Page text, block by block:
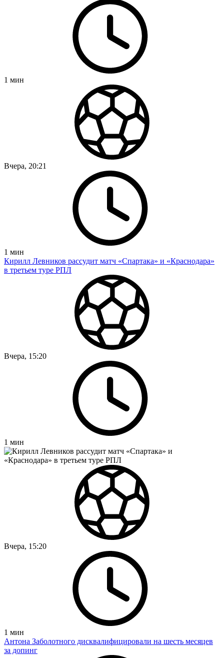
1 мин
Вчера, 20:21
1 мин
Кирилл Левников рассудит матч «Спартака» и «Краснодара»
в третьем туре РПЛ
Вчера, 15:20
1 мин
Вчера, 15:20
1 мин
Антона Заболотного дисквалифицировали на шесть месяцев
за допинг